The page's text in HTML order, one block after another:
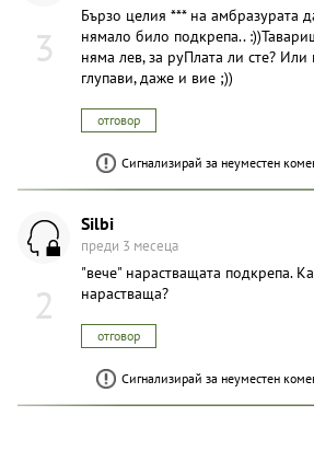
3
Бързо целия *** на амбразурата
нямало било подкрепа..
няма лев, за руПлата ли сте? Или
глупави, даже и вие ;))
отговор
Сигнализирай за неуместен
2
Silbi
преди 3 месеца
"вече" нарастващата подкрепа.
нарастваща?
отговор
Сигнализирай за неуместен